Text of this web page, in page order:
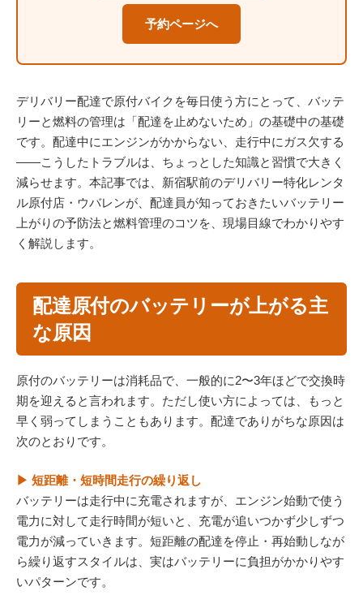
予約ページへ
デリバリー配達で原付バイクを毎日使う方にとって、バッテ
リーと燃料の管理は「配達を止めないため」の基礎中の基礎
です。配達中にエンジンがかからない、走行中にガス欠する
――こうしたトラブルは、ちょっとした知識と習慣で大きく
減らせます。本記事では、新宿駅前のデリバリー特化レンタ
ル原付店・ウバレンが、配達員が知っておきたいバッテリー
上がりの予防法と燃料管理のコツを、現場目線でわかりやす
く解説します。
配達原付のバッテリーが上がる主
な原因
原付のバッテリーは消耗品で、一般的に2〜3年ほどで交換時
期を迎えると言われます。ただし使い方によっては、もっと
早く弱ってしまうこともあります。配達でありがちな原因は
次のとおりです。
▶ 短距離・短時間走行の繰り返し
バッテリーは走行中に充電されますが、エンジン始動で使う
電力に対して走行時間が短いと、充電が追いつかず少しずつ
電力が減っていきます。短距離の配達を停止・再始動しなが
ら繰り返すスタイルは、実はバッテリーに負担がかかりやす
いパターンです。